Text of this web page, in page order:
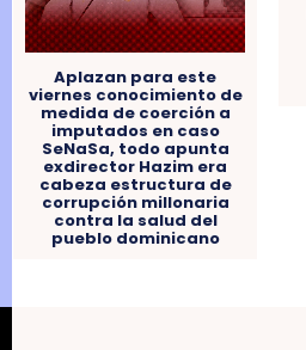
Aplazan para este
viernes conocimiento de
medida de coerción a
imputados en caso
SeNaSa, todo apunta
exdirector Hazim era
cabeza estructura de
corrupción millonaria
contra la salud del
pueblo dominicano